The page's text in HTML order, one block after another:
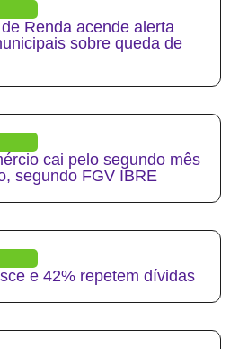
Renda acende alerta
sobre queda de
cai pelo segundo mês
segundo FGV IBRE
e 42% repetem dívidas